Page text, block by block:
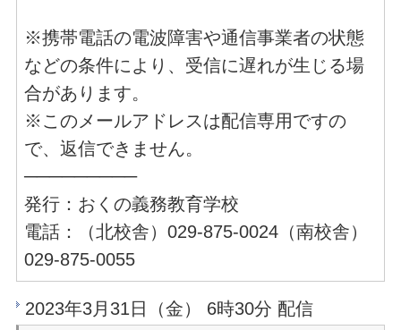
※携帯電話の電波障害や通信事業者の状態
などの条件により、受信に遅れが生じる場
合があります。
※このメールアドレスは配信専用ですの
で、返信できません。
─────────
発行：おくの義務教育学校
電話：（北校舎）029-875-0024（南校舎）
029-875-0055
2023年3月31日（金） 6時30分 配信